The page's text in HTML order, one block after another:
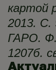
картой
2013. С.
ГАРО.
1207б.